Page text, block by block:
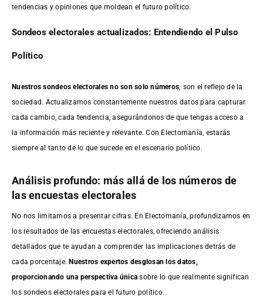
tendencias y opiniones que moldean el futuro político.
Sondeos electorales actualizados: Entendiendo el Pulso
Político
Nuestros sondeos electorales no son solo números; son el reflejo de la
sociedad. Actualizamos constantemente nuestros datos para capturar
cada cambio, cada tendencia, asegurándonos de que tengas acceso a
la información más reciente y relevante. Con Electomanía, estarás
siempre al tanto de lo que sucede en el escenario político.
Análisis profundo: más allá de los números de
las encuestas electorales
No nos limitamos a presentar cifras. En Electomanía, profundizamos en
los resultados de las encuestas electorales, ofreciendo análisis
detallados que te ayudan a comprender las implicaciones detrás de
cada porcentaje.Nuestros expertos desglosan los datos,
proporcionando una perspectiva única sobre lo que realmente significan
los sondeos electorales para el futuro político.